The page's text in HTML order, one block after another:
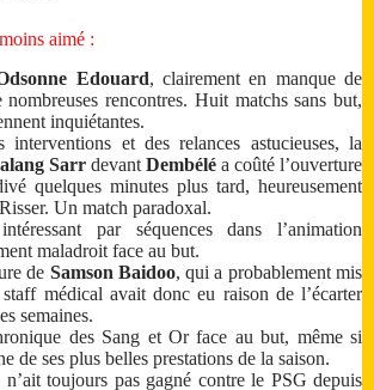
aimé :
Edouard, clairement en manque de
rencontres. Huit matchs sans but,
inquiétantes.
et des relances astucieuses, la
Sarr devant Dembélé a coûté l’ouverture
quelques minutes plus tard, heureusement
Un match paradoxal.
par séquences dans l’animation
maladroit face au but.
de Samson Baidoo, qui a probablement mis
médical avait donc eu raison de l’écarter
semaines.
des Sang et Or face au but, même si
de ses plus belles prestations de la saison.
n’ait toujours pas gagné contre le PSG depuis